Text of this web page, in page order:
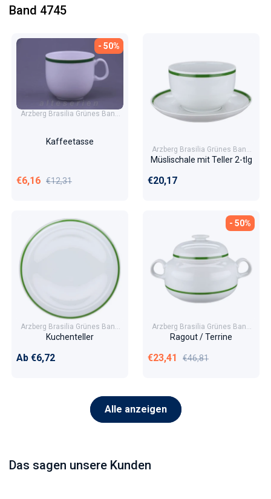
Band 4745
- 50%
Arzberg Brasilia Grünes Band
Kaffeetasse
Verkaufspreis
€6,16 Normaler Preis
€12,31
Arzberg Brasilia Grünes Band
4745
Müslischale mit Teller 2-tlg
Normaler Preis
€20,17
Arzberg Brasilia Grünes Band
4745
Kuchenteller
Normaler Preis
Ab €6,72
- 50%
Arzberg Brasilia Grünes Band
4745
Ragout / Terrine
Verkaufspreis
€23,41 Normaler Preis
€46,81
Alle anzeigen
Das sagen unsere Kunden